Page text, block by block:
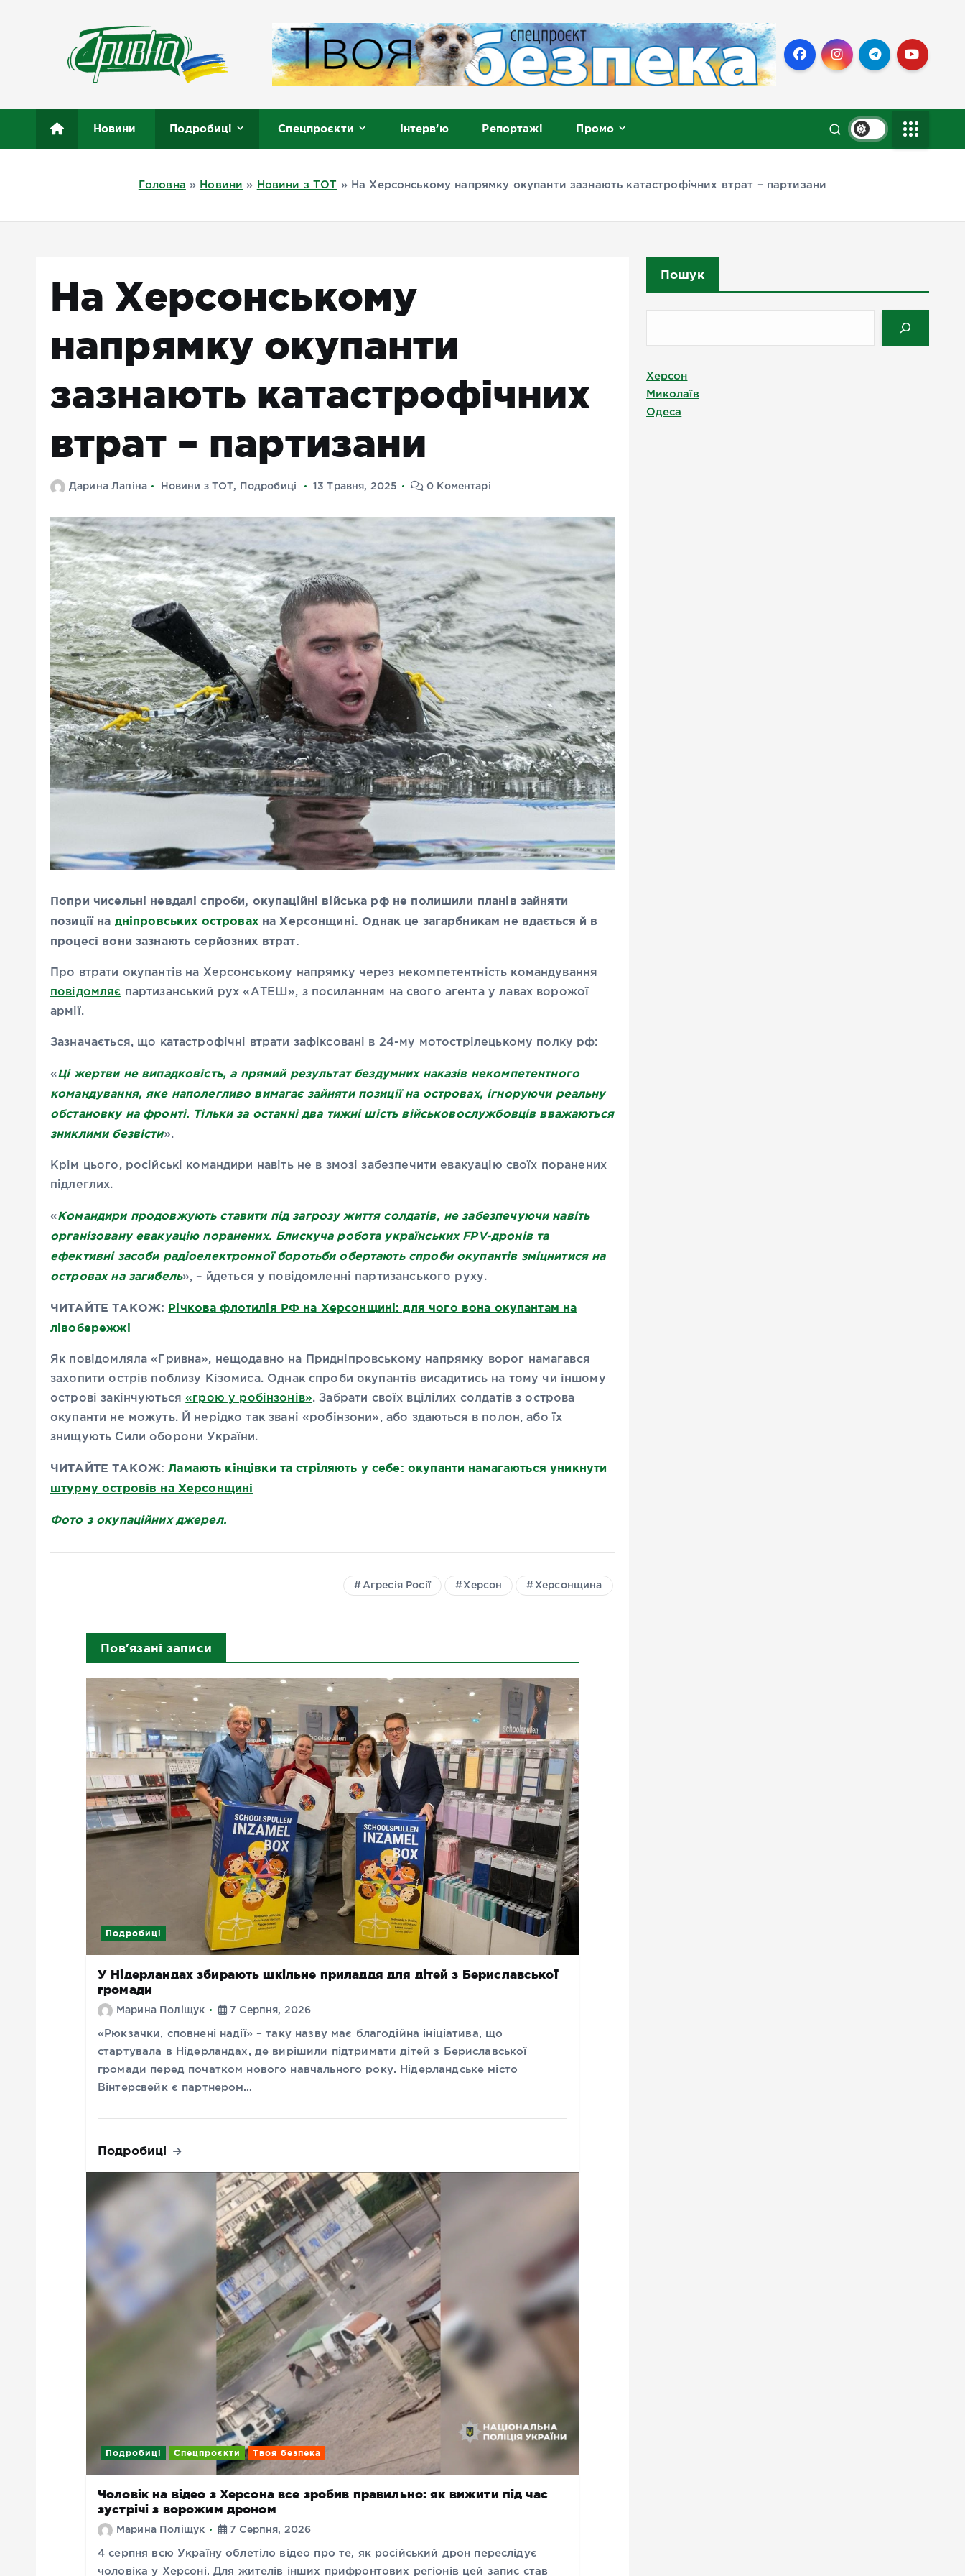
о
с
Новини Подробиці Спецпроєкти Інтерв’ю Репортажі Промо
Головна » Новини » Новини з ТОТ » На Херсонському напрямку окупанти зазнають катастрофічних втрат – партизани
На Херсонському
напрямку окупанти
зазнають катастрофічних
втрат – партизани
Дарина Лапіна Новини з ТОТ, Подробиці 13 Травня, 2025 0 Коментарі
Попри чисельні невдалі спроби, окупаційні війська рф не полишили планів зайняти
позиції на дніпровських островахна Херсонщині. Однак це загарбникам не вдається й в
процесі вони зазнають серйозних втрат.
Про втрати окупантів на Херсонському напрямку через некомпетентність командування
повідомляє партизанський рух «АТЕШ», з посиланням на свого агента у лавах ворожої
армії.
Зазначається, що катастрофічні втрати зафіксовані в 24-му мотострілецькому полку рф:
«Ці жертви не випадковість, а прямий результат бездумних наказів некомпетентного
командування, яке наполегливо вимагає зайняти позиції на островах, ігноруючи реальну
обстановку на фронті. Тільки за останні два тижні шість військовослужбовців вважаються
зниклими безвісти».
Крім цього, російські командири навіть не в змозі забезпечити евакуацію своїх поранених
підлеглих.
«Командири продовжують ставити під загрозу життя солдатів, не забезпечуючи навіть
організовану евакуацію поранених. Блискуча робота українських FPV-дронів та
ефективні засоби радіоелектронної боротьби обертають спроби окупантів зміцнитися на
островах на загибель», – йдеться у повідомленні партизанського руху.
ЧИТАЙТЕ ТАКОЖ: Річкова флотилія РФ на Херсонщині: для чого вона окупантам на
лівобережжі
Як повідомляла «Гривна», нещодавно на Придніпровському напрямку ворог намагався
захопити острів поблизу Кізомиса. Однак спроби окупантів висадитись на тому чи іншому
острові закінчуються«грою у робінзонів». Забрати своїх вцілілих солдатів з острова
окупанти не можуть. Й нерідко так звані «робінзони», або здаються в полон, або їх
знищують Сили оборони України.
ЧИТАЙТЕ ТАКОЖ:Ламають кінцівки та стріляють у себе: окупанти намагаються уникнути
штурму островів на Херсонщині
Фото з окупаційних джерел.
Агресія Росії Херсон Херсонщина
Пов'язані записи
Подробиці
У Нідерландах збирають шкільне приладдя для дітей з Бериславської
громади
Марина Поліщук 7 Серпня, 2026
«Рюкзачки, сповнені надії» – таку назву має благодійна ініціатива, що
стартувала в Нідерландах, де вирішили підтримати дітей з Бериславської
громади перед початком нового навчального року. Нідерландське місто
Вінтерсвейк є партнером…
Подробиці
Подробиці Спецпроєкти Твоя безпека
Чоловік на відео з Херсона все зробив правильно: як вижити під час
зустрічі з ворожим дроном
Марина Поліщук 7 Серпня, 2026
4 серпня всю Україну облетіло відео про те, як російський дрон переслідує
чоловіка у Херсоні. Для жителів інших прифронтових регіонів цей запис став
Пошук
Херсон
Миколаїв
Одеса